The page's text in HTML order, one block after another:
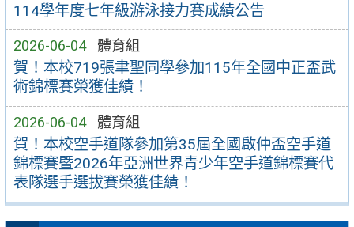
114學年度七年級游泳接力賽成績公告
2026-06-04 體育組
賀！本校719張聿聖同學參加115年全國中正盃武
術錦標賽榮獲佳績！
2026-06-04 體育組
賀！本校空手道隊參加第35屆全國啟仲盃空手道
錦標賽暨2026年亞洲世界青少年空手道錦標賽代
表隊選手選拔賽榮獲佳績！